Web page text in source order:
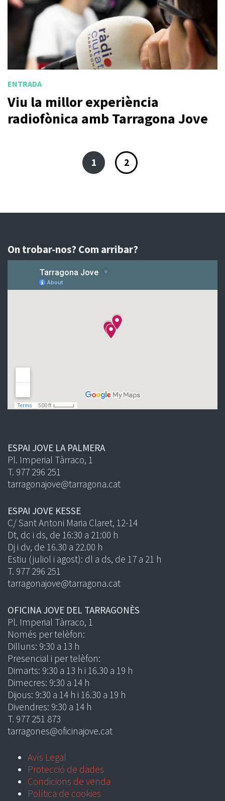
ENTRADA
Viu la millor experiència
radiofònica amb Tarragona Jove
1 2
On trobar-nos? Com arribar?
ESPAI JOVE LA PALMERA
Pl. Imperial Tàrraco, 1
T. 977 296 251
tarragonajove@tarragona.cat
ESPAI JOVE KESSE
C/ Sant Antoni Maria Claret, 12-14
Dt, dc i ds, de 16:30 a 21:00 h
Dj i dv, de 16.30 a 22.00 h
Estiu (juliol i agost): dl a ds, de 17 a 21 h
T. 977 296 251
tarragonajove@tarragona.cat
OFICINA JOVE DEL TARRAGONÈS
Pl. Imperial Tàrraco, 1
Només per telèfon:
Dilluns: 9:30 a 13 h
Presencial i per telèfon:
Dimarts: 9:30 a 13 h i 16.30 a 19 h
Dimecres: 9:30 a 14 h
Dijous: 9:30 a 14 h i 16.30 a 19 h
Divendres: 9:30 a 14 h
T. 977 251 873
tarragones@oficinajove.cat
Avís Legal
Protecció de dades
Condicions de venda
Política de cookies